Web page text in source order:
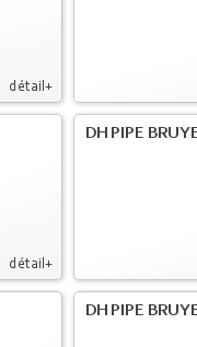
détail+
détail+
DH PIPE
DH PIPE